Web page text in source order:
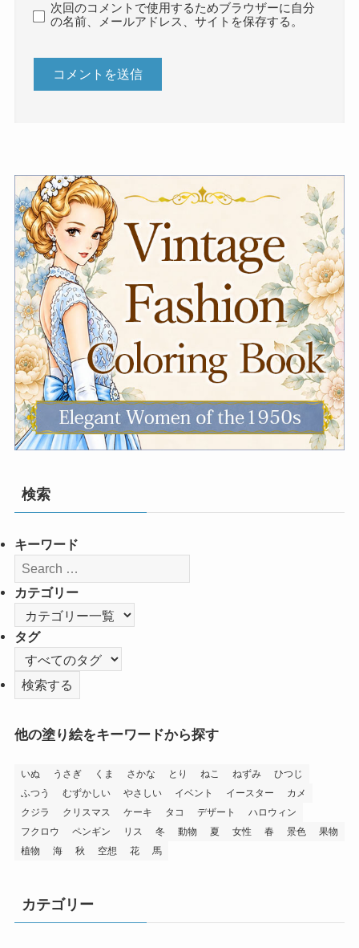
次回のコメントで使用するためブラウザーに自分
の名前、メールアドレス、サイトを保存する。
検索
キーワード
カテゴリー
タグ
他の塗り絵をキーワードから探す
いぬ うさぎ くま さかな とり ねこ ねずみ
ひつじ
ふつう
むずかしい やさしい イベント イースター
カメ
クジラ
クリスマス ケーキ タコ デザート
ハロウィン
フクロウ
ペンギン リス 冬 動物 夏 女性 春 景色
果物
植物
海 秋 空想 花 馬
カテゴリー